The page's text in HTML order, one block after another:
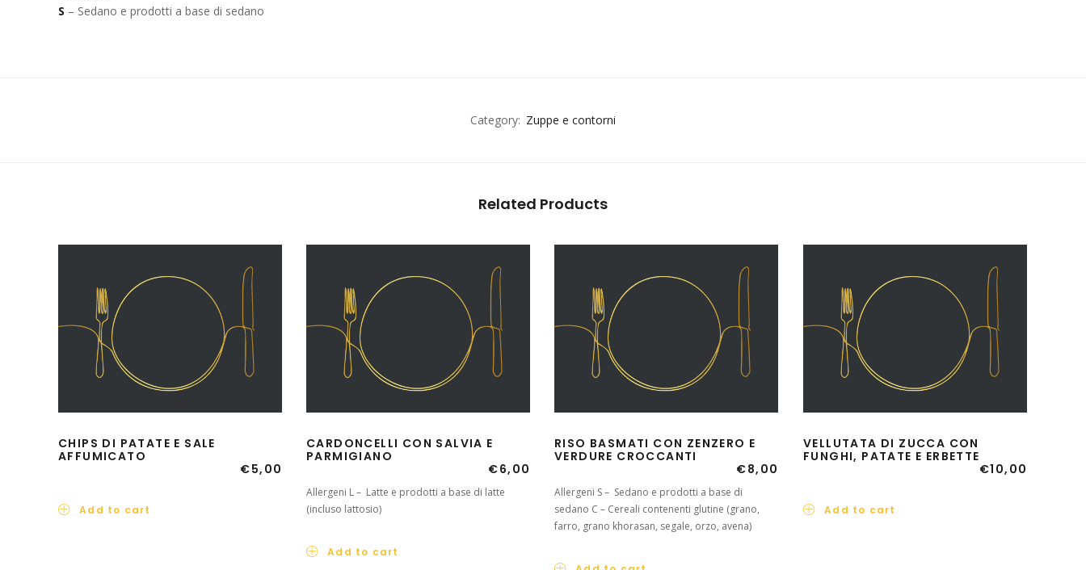
S – Sedano e prodotti a base di sedano
Category: Zuppe e contorni
Related Products
CHIPS DI PATATE E SALE
AFFUMICATO
€5,00
Add to cart
CARDONCELLI CON SALVIA E
PARMIGIANO
€6,00
Allergeni L – Latte e prodotti a base di latte
(incluso lattosio)
Add to cart
RISO BASMATI CON ZENZERO E
VERDURE CROCCANTI
€8,00
Allergeni S – Sedano e prodotti a base di
sedano C – Cereali contenenti glutine (grano,
farro, grano khorasan, segale, orzo, avena)
VELLUTATA DI ZUCCA CON
FUNGHI, PATATE E ERBETTE
€10,00
Add to cart